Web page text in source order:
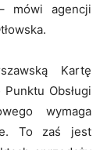
mówi agencji
Kartę
Obsługi
wymaga
To zaś jest